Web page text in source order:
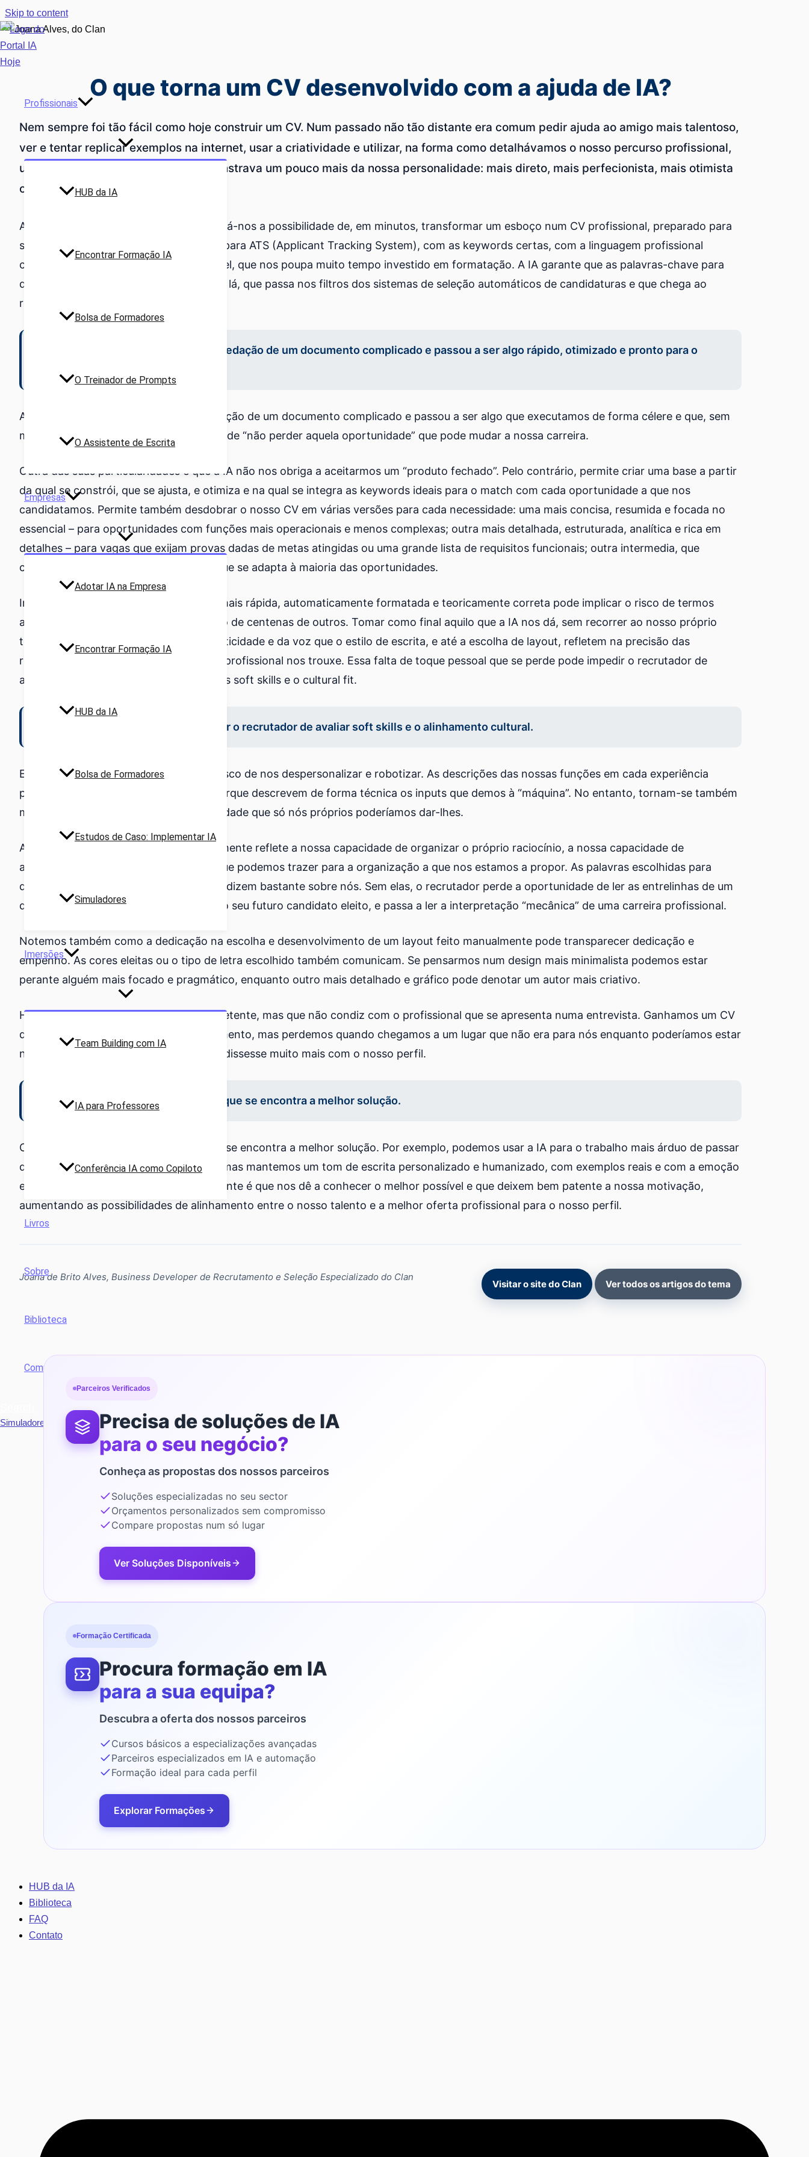
Skip to content
Profissionais
HUB da IA
Encontrar Formação IA
Bolsa de Formadores
O Treinador de Prompts
O Assistente de Escrita
Empresas
Adotar IA na Empresa
Encontrar Formação IA
HUB da IA
Bolsa de Formadores
Estudos de Caso: Implementar IA
Simuladores
Imersões
Team Building com IA
IA para Professores
Conferência IA como Copiloto
Livros
Sobre
Biblioteca
Comunidade
Simuladores
O que torna um CV desenvolvido com a ajuda de IA?
Nem sempre foi tão fácil como hoje construir um CV. Num passado não tão distante era comum pedir ajuda ao amigo mais talentoso,
ver e tentar replicar exemplos na internet, usar a criatividade e utilizar, na forma como detalhávamos o nosso percurso profissional,
uma linguagem que por si só já demonstrava um pouco mais da nossa personalidade: mais direto, mais perfecionista, mais otimista
ou mais assertivo, por exemplo.
Atualmente, a Inteligência Artificial (IA) dá-nos a possibilidade de, em minutos, transformar um esboço num CV profissional, preparado para
sair para o mercado laboral – otimizado para ATS (Applicant Tracking System), com as keywords certas, com a linguagem profissional
correta e um design, no mínimo, aceitável, que nos poupa muito tempo investido em formatação. A IA garante que as palavras-chave para
destacar as nossas características estão lá, que passa nos filtros dos sistemas de seleção automáticos de candidaturas e que chega ao
recrutador.
Atualizar o currículo deixou de ser a redação de um documento complicado e passou a ser algo rápido, otimizado e pronto para o
Atualizar o currículo deixou de ser a redação de um documento complicado e passou a ser algo que executamos de forma célere e que, sem
muitas delongas, nos permite ir a tempo de “não perder aquela oportunidade” que pode mudar a nossa carreira.
Outra das suas particularidades é que a IA não nos obriga a aceitarmos um “produto fechado”. Pelo contrário, permite criar uma base a partir
da qual se constrói, que se ajusta, e otimiza e na qual se integra as keywords ideais para o match com cada oportunidade a que nos
candidatamos. Permite também desdobrar o nosso CV em várias versões para cada necessidade: uma mais concisa, resumida e focada no
essencial – para oportunidades com funções mais operacionais e menos complexas; outra mais detalhada, estruturada, analítica e rica em
detalhes – para vagas que exijam provas dadas de metas atingidas ou uma grande lista de requisitos funcionais; outra intermedia, que
combina as valências das anteriores e que se adapta à maioria das oportunidades.
Importa ressalvar que escolher a ajuda mais rápida, automaticamente formatada e teoricamente correta pode implicar o risco de termos
apenas mais um CV semelhante, no meio de centenas de outros. Tomar como final aquilo que a IA nos dá, sem recorrer ao nosso próprio
toque, implica que abdiquemos da autenticidade e da voz que o estilo de escrita, e até a escolha de layout, refletem na precisão das
responsabilidades que cada experiência profissional nos trouxe. Essa falta de toque pessoal que se perde pode impedir o recrutador de
avaliar elementos tão relevantes como as soft skills e o cultural fit.
A falta de toque pessoal pode impedir o recrutador de avaliar soft skills e o alinhamento cultural.
Essa falta de autenticidade aumenta o risco de nos despersonalizar e robotizar. As descrições das nossas funções em cada experiência
profissional tornam-se mais precisas, porque descrevem de forma técnica os inputs que demos à “máquina”. No entanto, tornam-se também
mais vagas, porque carecem da sensibilidade que só nós próprios poderíamos dar-lhes.
A forma como escrevemos espontaneamente reflete a nossa capacidade de organizar o próprio raciocínio, a nossa capacidade de
autoanálise e o estilo de comunicação que podemos trazer para a organização a que nos estamos a propor. As palavras escolhidas para
descrever o nosso percurso profissional dizem bastante sobre nós. Sem elas, o recrutador perde a oportunidade de ler as entrelinhas de um
documento elaborado por (quem sabe) o seu futuro candidato eleito, e passa a ler a interpretação “mecânica” de uma carreira profissional.
Notemos também como a dedicação na escolha e desenvolvimento de um layout feito manualmente pode transparecer dedicação e
empenho. As cores eleitas ou o tipo de letra escolhido também comunicam. Se pensarmos num design mais minimalista podemos estar
perante alguém mais focado e pragmático, enquanto outro mais detalhado e gráfico pode denotar um autor mais criativo.
Há, então, o risco de termos o CV competente, mas que não condiz com o profissional que se apresenta numa entrevista. Ganhamos um CV
que permitiu ganhar tempo e posicionamento, mas perdemos quando chegamos a um lugar que não era para nós enquanto poderíamos estar
num processo de recrutamento que condissesse muito mais com o nosso perfil.
Como quase sempre, é no equilíbrio que se encontra a melhor solução.
Como quase sempre, é no equilíbrio que se encontra a melhor solução. Por exemplo, podemos usar a IA para o trabalho mais árduo de passar
de um esboço a uma estrutura concisa, mas mantemos um tom de escrita personalizado e humanizado, com exemplos reais e com a emoção
e paixão que toquem quem lê. O importante é que nos dê a conhecer o melhor possível e que deixem bem patente a nossa motivação,
aumentando as possibilidades de alinhamento entre o nosso talento e a melhor oferta profissional para o nosso perfil.
Joana de Brito Alves, Business Developer de Recrutamento e Seleção Especializado do Clan
Visitar o site do Clan Ver todos os artigos do tema
Parceiros Verificados
Precisa de soluções de IA
para o seu negócio?
Conheça as propostas dos nossos parceiros
Soluções especializadas no seu sector
Orçamentos personalizados sem compromisso
Compare propostas num só lugar
Ver Soluções Disponíveis
Formação Certificada
Procura formação em IA
para a sua equipa?
Descubra a oferta dos nossos parceiros
Cursos básicos a especializações avançadas
Parceiros especializados em IA e automação
Formação ideal para cada perfil
Explorar Formações
HUB da IA
Biblioteca
FAQ
Contato